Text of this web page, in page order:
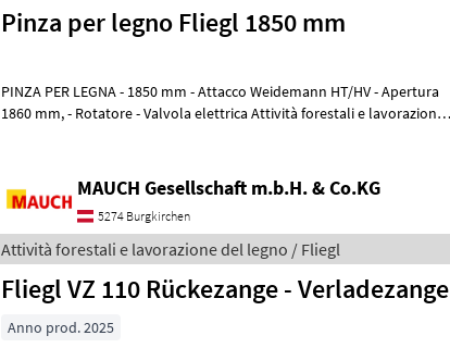
Pinza per legno Fliegl 1850 mm
PINZA PER LEGNA - 1850 mm - Attacco Weidemann HT/HV - Apertura
1860 mm, - Rotatore - Valvola elettrica Attività forestali e lavorazione
MAUCH Gesellschaft m.b.H. & Co.KG
5274 Burgkirchen
Attività forestali e lavorazione del legno / Fliegl
Fliegl VZ 110 Rückezange - Verladezange
Anno prod. 2025